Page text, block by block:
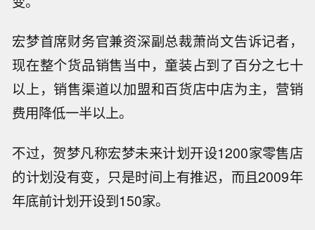
宏梦首席财务官兼资深副总裁萧尚文告诉记者，
现在整个货品销售当中，童装占到了百分之七十
以上，销售渠道以加盟和百货店中店为主，营销
费用降低一半以上。
不过，贺梦凡称宏梦未来计划开设1200家零售店
的计划没有变，只是时间上有推迟，而且2009年
年底前计划开设到150家。